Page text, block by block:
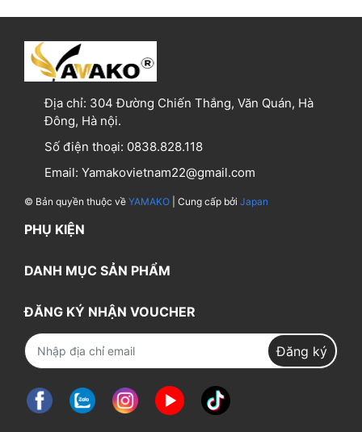
Địa chỉ: 304 Đường Chiến Thắng, Văn Quán, Hà
Đông, Hà nội.
Số điện thoại: 0838.828.118
Email: Yamakovietnam22@gmail.com
© Bản quyền thuộc về YAMAKO | Cung cấp bởi Japan
PHỤ KIỆN
DANH MỤC SẢN PHẨM
ĐĂNG KÝ NHẬN VOUCHER
Đăng ký